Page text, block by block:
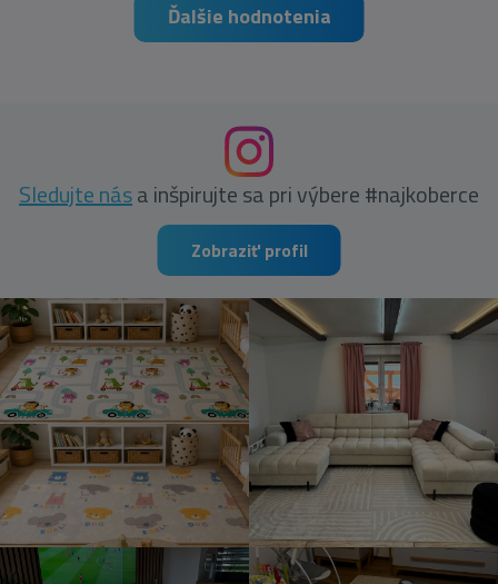
Ďalšie hodnotenia
Sledujte nása inšpirujte sa pri výbere #najkoberce
Zobraziť profil